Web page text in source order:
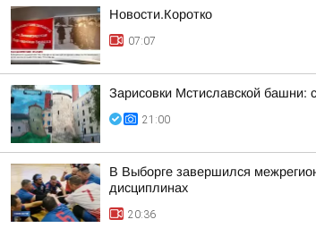
Новости.Коротко
07:07
Зарисовки Мстиславской башни:
21:00
В Выборге завершился
дисциплинах
20:36